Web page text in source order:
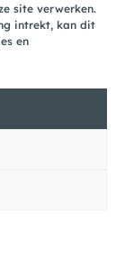
site verwerken.
intrekt, kan dit
en